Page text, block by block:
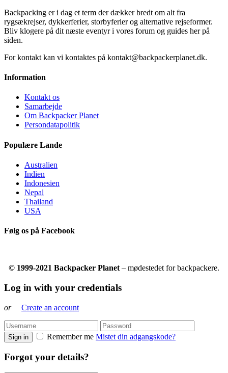
Backpacking er i dag et term der dækker bredt om alt fra
rygsækrejser, dykkerferier, storbyferier og alternative rejseformer.
Bliv klogere på dit næste eventyr i vores forum og guides her på
siden.
For kontakt kan vi kontaktes på kontakt@backpackerplanet.dk.
Information
Kontakt os
Samarbejde
Om Backpacker Planet
Persondatapolitik
Populære Lande
Australien
Indien
Indonesien
Nepal
Thailand
USA
Følg os på Facebook
© 1999-2021 Backpacker Planet – mødestedet for backpackere.
Log in with your credentials
or Create an account
Sign in Remember me Mistet din adgangskode?
Forgot your details?